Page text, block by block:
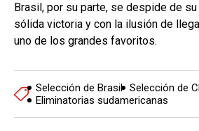
Brasil, por su parte, se despide de
sólida victoria y con la ilusión de
uno de los grandes favoritos.
Selección de Brasil Selección de
Eliminatorias sudamericanas